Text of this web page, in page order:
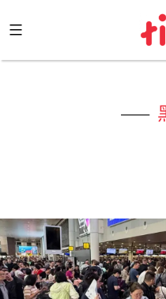
to
content
——